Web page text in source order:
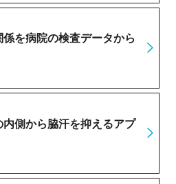
を病院の検査データから
側から脇汗を抑えるアプ